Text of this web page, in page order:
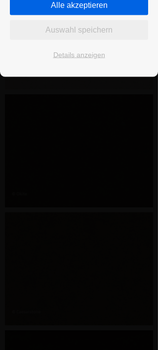
Alle akzeptieren
Auswahl speichern
Details anzeigen